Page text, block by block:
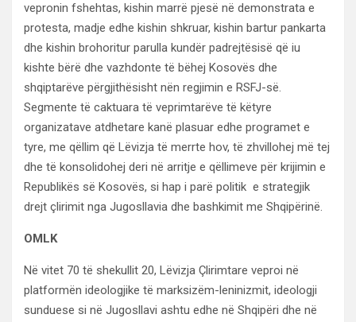
vepronin fshehtas, kishin marrë pjesë në demonstrata e
protesta, madje edhe kishin shkruar, kishin bartur pankarta
dhe kishin brohoritur parulla kundër padrejtësisë që iu
kishte bërë dhe vazhdonte të bëhej Kosovës dhe
shqiptarëve përgjithësisht nën regjimin e RSFJ-së.
Segmente të caktuara të veprimtarëve të këtyre
organizatave atdhetare kanë plasuar edhe programet e
tyre, me qëllim që Lëvizja të merrte hov, të zhvillohej më tej
dhe të konsolidohej deri në arritje e qëllimeve për krijimin e
Republikës së Kosovës, si hap i parë politik e strategjik
drejt çlirimit nga Jugosllavia dhe bashkimit me Shqipërinë.
OMLK
Në vitet 70 të shekullit 20, Lëvizja Çlirimtare veproi në
platformën ideologjike të marksizëm-leninizmit, ideologji
sunduese si në Jugosllavi ashtu edhe në Shqipëri dhe në